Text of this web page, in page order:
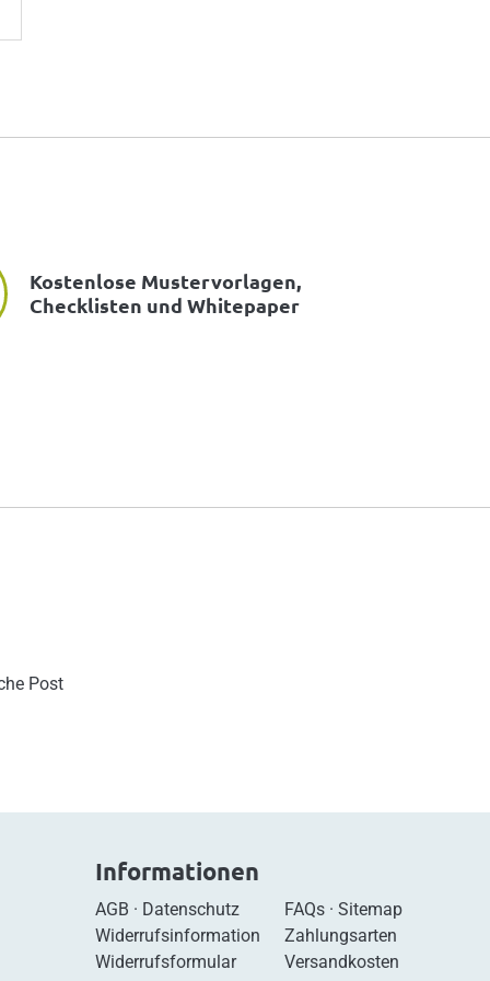
Kostenlose Mustervorlagen,
Checklisten und Whitepaper
Post
Informationen
AGB · Datenschutz
Widerrufsinformation
Widerrufsformular
FAQs· Sitemap
Zahlungsarten
Versandkosten